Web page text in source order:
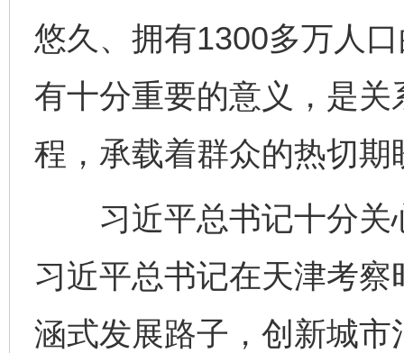
悠久、拥有1300多万人
有十分重要的意义，是
程，承载着群众的热切期
习近平总书记十分关
习近平总书记在天津考
涵式发展路子，创新城